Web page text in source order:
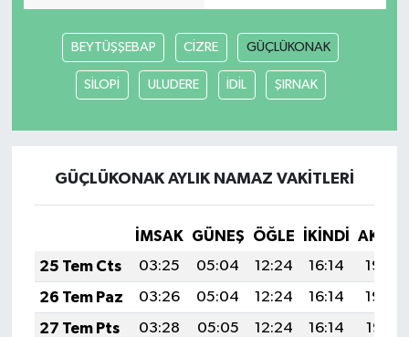
BEYTÜŞŞEBAP CİZRE GÜÇLÜKONAK
SİLOPİ ULUDERE İDİL ŞIRNAK
GÜÇLÜKONAK AYLIK NAMAZ VAKITLERI
İMSAK GÜNEŞ ÖĞLE İKINDI
25 Tem Cts
03:25 05:04 12:24 16:14
19:34
26 Tem Paz
03:26 05:04 12:24 16:14
19:34
27 Tem Pts
03:28 05:05 12:24 16:14
19:33